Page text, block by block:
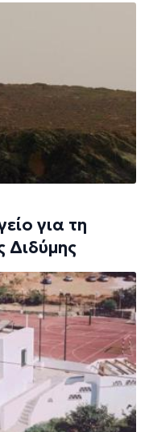
για τη
Διδύμης